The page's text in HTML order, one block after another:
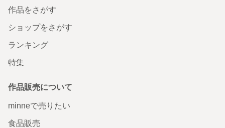
作品をさがす
ショップをさがす
ランキング
特集
作品販売について
minneで売りたい
食品販売